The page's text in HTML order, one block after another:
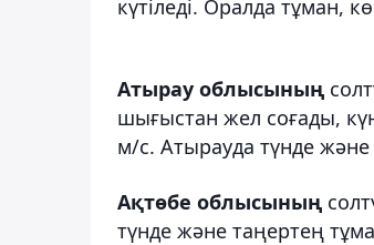
күтіледі. Оралда тұман,
Атырау облысының
шығыстан жел соғады,
м/с. Атырауда түнде
Ақтөбе облысының
түнде және таңертең